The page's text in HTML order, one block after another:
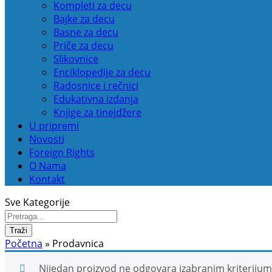
Kompleti za decu
Bajke za decu
Basne za decu
Priče za decu
Slikovnice
Enciklopedije za decu
Radosnice i rečnici
Edukativna izdanja
Knjige za tinejdžere
U pripremi
Novosti
Foreign Rights
O Nama
Kontakt
Sve Kategorije
Traži
Početna » Prodavnica
Nijedan proizvod ne odgovara izabranim